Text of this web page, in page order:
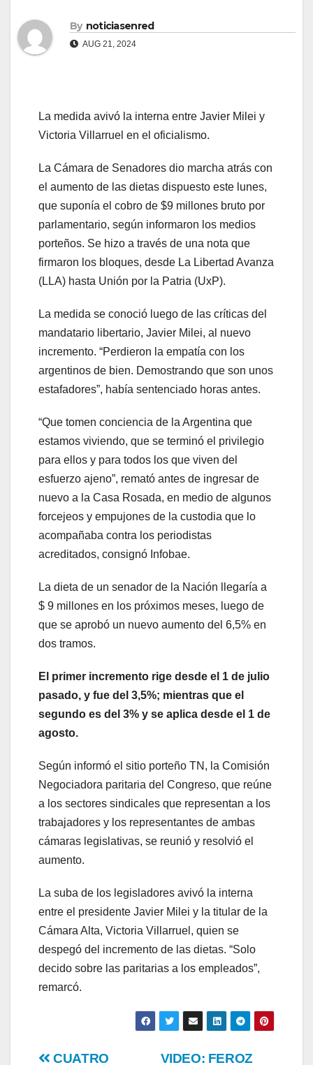
By noticiasenred
AUG 21, 2024
La medida avivó la interna entre Javier Milei y
Victoria Villarruel en el oficialismo.
La Cámara de Senadores dio marcha atrás con
el aumento de las dietas dispuesto este lunes,
que suponía el cobro de $9 millones bruto por
parlamentario, según informaron los medios
porteños. Se hizo a través de una nota que
firmaron los bloques, desde La Libertad Avanza
(LLA) hasta Unión por la Patria (UxP).
La medida se conoció luego de las críticas del
mandatario libertario, Javier Milei, al nuevo
incremento. “Perdieron la empatía con los
argentinos de bien. Demostrando que son unos
estafadores”, había sentenciado horas antes.
“Que tomen conciencia de la Argentina que
estamos viviendo, que se terminó el privilegio
para ellos y para todos los que viven del
esfuerzo ajeno”, remató antes de ingresar de
nuevo a la Casa Rosada, en medio de algunos
forcejeos y empujones de la custodia que lo
acompañaba contra los periodistas
acreditados, consignó Infobae.
La dieta de un senador de la Nación llegaría a
$ 9 millones en los próximos meses, luego de
que se aprobó un nuevo aumento del 6,5% en
dos tramos.
El primer incremento rige desde el 1 de julio
pasado, y fue del 3,5%; mientras que el
segundo es del 3% y se aplica desde el 1 de
agosto.
Según informó el sitio porteño TN, la Comisión
Negociadora paritaria del Congreso, que reúne
a los sectores sindicales que representan a los
trabajadores y los representantes de ambas
cámaras legislativas, se reunió y resolvió el
aumento.
La suba de los legisladores avivó la interna
entre el presidente Javier Milei y la titular de la
Cámara Alta, Victoria Villarruel, quien se
despegó del incremento de las dietas. “Solo
decido sobre las paritarias a los empleados”,
remarcó.
VIDEO: FEROZ
CUATRO